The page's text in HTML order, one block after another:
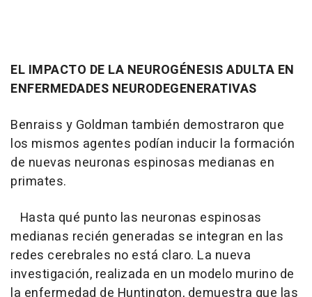
EL IMPACTO DE LA NEUROGÉNESIS ADULTA EN
ENFERMEDADES NEURODEGENERATIVAS
Benraiss y Goldman también demostraron que
los mismos agentes podían inducir la formación
de nuevas neuronas espinosas medianas en
primates.
Hasta qué punto las neuronas espinosas
medianas recién generadas se integran en las
redes cerebrales no está claro. La nueva
investigación, realizada en un modelo murino de
la enfermedad de Huntington, demuestra que las